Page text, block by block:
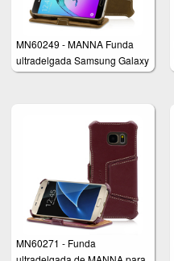
MN60249 - MANNA Funda
ultradelgada Samsung Galaxy
A3 (2016) SM-A310
MN60271 - Funda